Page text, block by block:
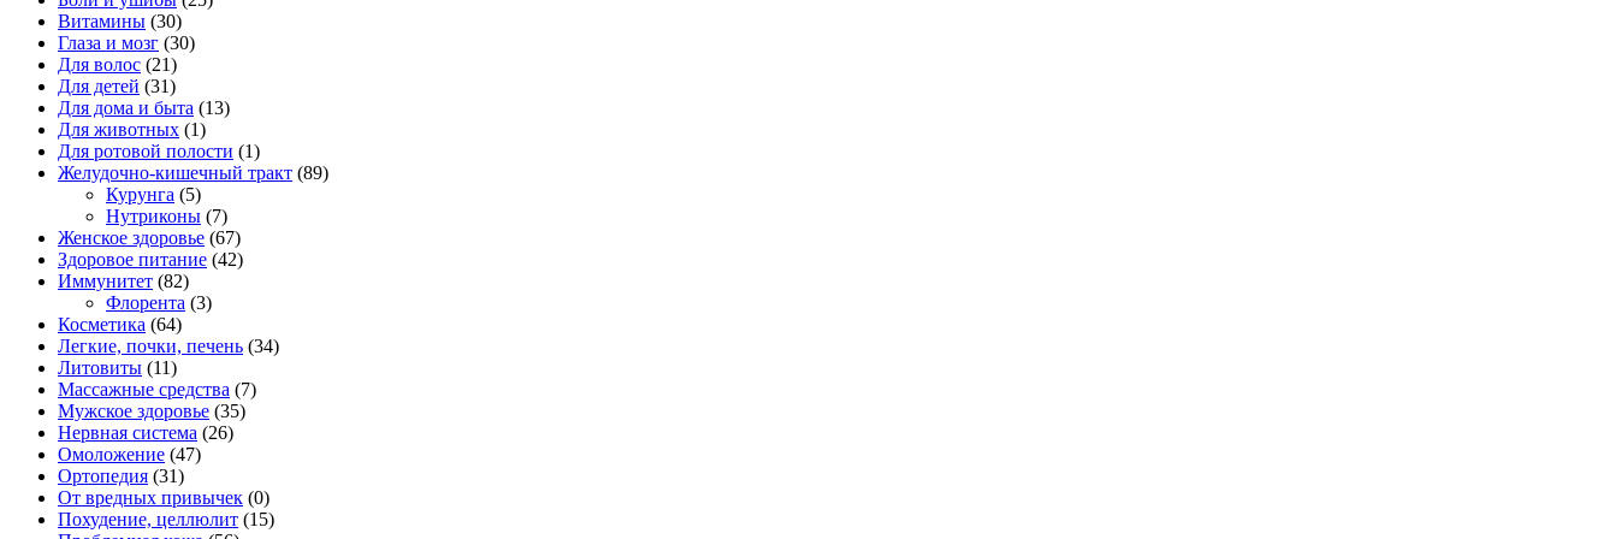
Витамины (30)
Глаза и мозг (30)
Для волос (21)
Для детей (31)
Для дома и быта (13)
Для животных (1)
Для ротовой полости (1)
Желудочно-кишечный тракт (89)
Курунга (5)
Нутриконы (7)
Женское здоровье (67)
Здоровое питание (42)
Иммунитет (82)
Флорента (3)
Косметика (64)
Легкие, почки, печень (34)
Литовиты (11)
Массажные средства (7)
Мужское здоровье (35)
Нервная система (26)
Омоложение (47)
Ортопедия (31)
От вредных привычек (0)
Похудение, целлюлит (15)